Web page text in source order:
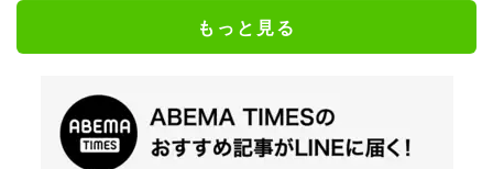
もっと見る